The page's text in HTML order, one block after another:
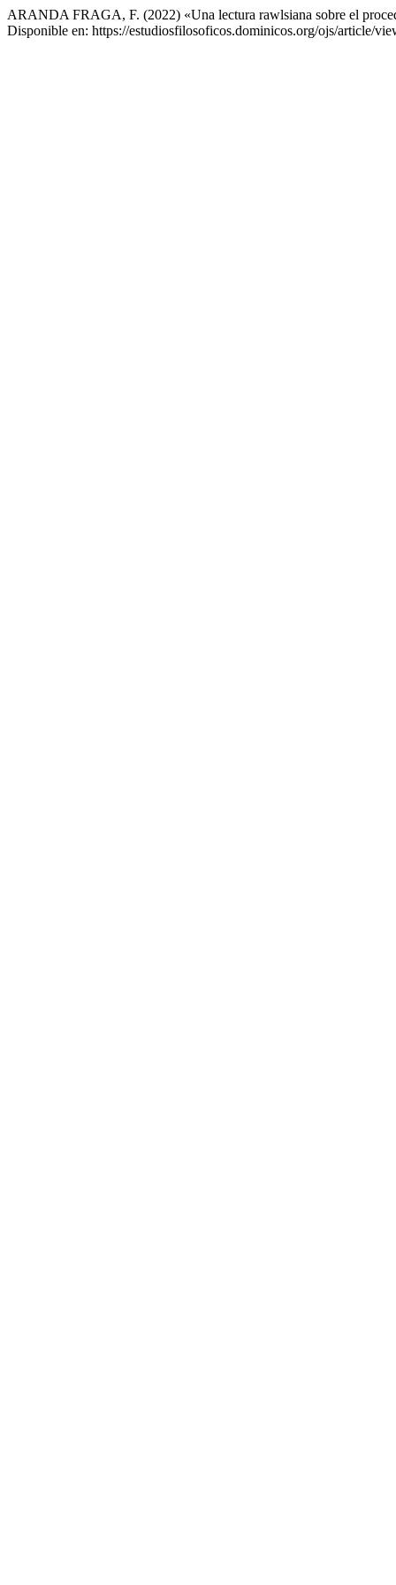
ARANDA FRAGA, F. (2022) «Una lectura rawlsiana sobre el
Disponible en: https://estudiosfilosoficos.dominicos.org/ojs/article/